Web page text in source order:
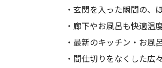
・玄関を入った瞬間の、
・廊下やお風呂も快適温
・最新のキッチン・お風
・間仕切りをなくした広